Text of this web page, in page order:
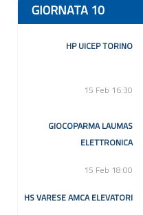
GIORNATA 10
HP UICEP TORINO
15 Feb 16:30
GIOCOPARMA LAUMAS
ELETTRONICA
15 Feb 18:00
HS VARESE AMCA ELEVATORI